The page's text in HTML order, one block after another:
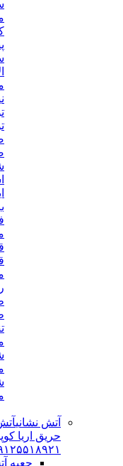
آتش نشانی
حریق اریا
۰۹۱۲۵۵۱۸۹۲۱
جعبه